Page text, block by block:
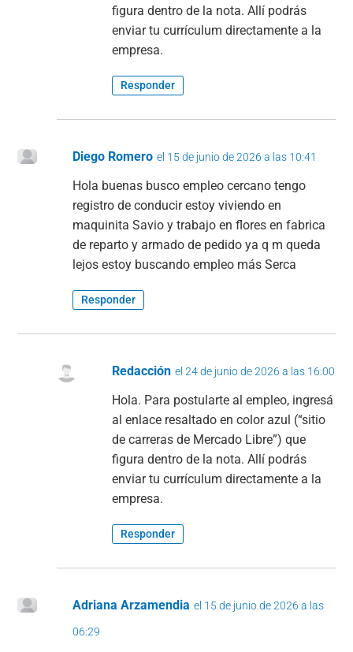
figura dentro de la nota. Allí podrás
enviar tu currículum directamente a la
empresa.
Responder
Diego Romero el 15 de junio de 2026 a las 10:41
Hola buenas busco empleo cercano tengo
registro de conducir estoy viviendo en
maquinita Savio y trabajo en flores en fabrica
de reparto y armado de pedido ya q m queda
lejos estoy buscando empleo más Serca
Responder
Redacción el 24 de junio de 2026 a las 16:00
Hola. Para postularte al empleo, ingresá
al enlace resaltado en color azul (“sitio
de carreras de Mercado Libre”) que
figura dentro de la nota. Allí podrás
enviar tu currículum directamente a la
empresa.
Responder
Adriana Arzamendia el 15 de junio de 2026 a las
06:29